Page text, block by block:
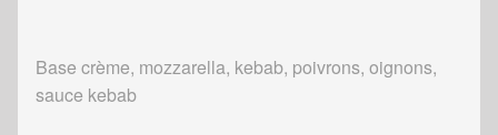
Base crème, mozzarella, kebab, poivrons, oignons,
sauce kebab